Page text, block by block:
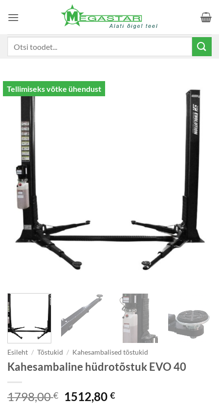
Tellimiseks võtke ühendust
Esileht / Tõstukid / Kahesambalised tõstukid
Kahesambaline hüdrotõstuk EVO 40
1798,00€
Algne
1512,80€Praegune